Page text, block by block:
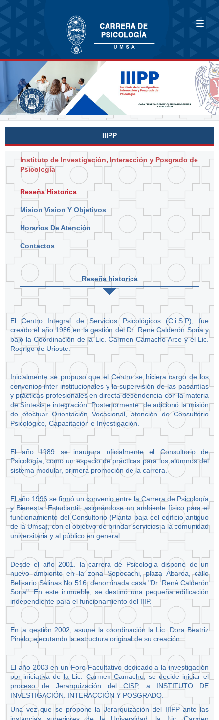
IIIPP
Instituto de Investigación, Interacción y Posgrado de
Psicología
Reseña Historica
Mision Vision Y Objetivos
Horarios De Atención
Contactos
Reseña historica
El Centro Integral de Servicios Psicológicos (C.i.S.P), fue
creado el año 1986,en la gestión del Dr. René Calderón Soria y
bajo la Coordinación de la Lic. Carmen Camacho Arce y el Lic.
Rodrigo de Urioste.
Inicialmente se propuso que el Centro se hiciera cargo de los
convenios inter institucionales y la supervisión de las pasantías
y prácticas profesionales en directa dependencia con la materia
de Síntesis e integración. Posteriormente de adicionó la misión
de efectuar Orientación Vocacional, atención de Consultorio
Psicológico, Capacitación e Investigación.
El año 1989 se inaugura oficialmente el Consultorio de
Psicología, como un espacio de prácticas para los alumnos del
sistema modular, primera promoción de la carrera.
El año 1996 se firmó un convenio entre la Carrera de Psicología
y Bienestar Estudiantil, asignándose un ambiente físico para el
funcionamiento del Consultorio (Planta baja del edificio antiguo
de la Umsa), con el objetivo de brindar servicios a la comunidad
universitaria y al público en general.
Desde el año 2001, la carrera de Psicología dispone de un
nuevo ambiente en la zona Sopocachi, plaza Abaroa, calle
Belisario Salinas No 516, denominada casa "Dr. René Calderón
Soria". En este inmueble, se destinó una pequeña edificación
independiente para el funcionamiento del IIIP.
En la gestión 2002, asume la coordinación la Lic. Dora Beatriz
Pinelo, ejecutando la estructura original de su creación.
El año 2003 en un Foro Facultativo dedicado a la investigación
por iniciativa de la Lic. Carmen Camacho, se decide iniciar el
proceso de Jerarquización del CISP, a INSTITUTO DE
INVESTIGACIÓN, INTERACCIÓN Y POSGRADO.
Una vez que se propone la Jerarquización del IIIPP ante las
instancias superiores de la Universidad, la Lic. Carmen